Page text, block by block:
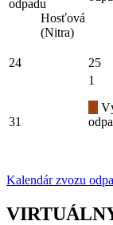
odpadu
Hosťová
(Nitra)
24 25
31
1
Kalendár zvozu